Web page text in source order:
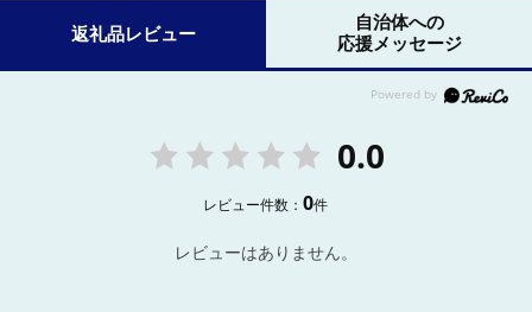
返礼品レビュー
自治体への
応援メッセージ
0.0
レビュー件数：0件
レビューはありません。